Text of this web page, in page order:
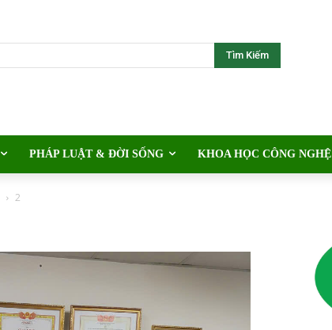
Tìm Kiếm
PHÁP LUẬT & ĐỜI SỐNG KHOA HỌC CÔNG NGHỆ
2